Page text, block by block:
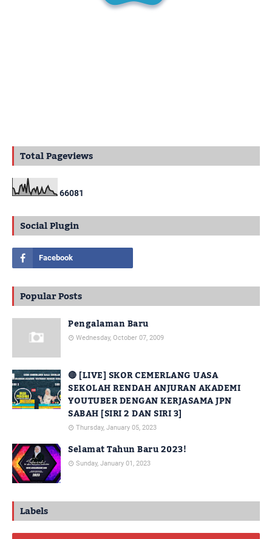
Total Pageviews
66081
Social Plugin
Popular Posts
Pengalaman Baru
Wednesday, October 07, 2009
🔴 [LIVE] SKOR CEMERLANG UASA
SEKOLAH RENDAH ANJURAN AKADEMI
YOUTUBER DENGAN KERJASAMA JPN
SABAH [SIRI 2 DAN SIRI 3]
Thursday, January 05, 2023
Selamat Tahun Baru 2023!
Sunday, January 01, 2023
Labels